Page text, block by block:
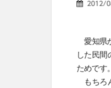
2012/
愛知県
した民
ためです。
もちろ